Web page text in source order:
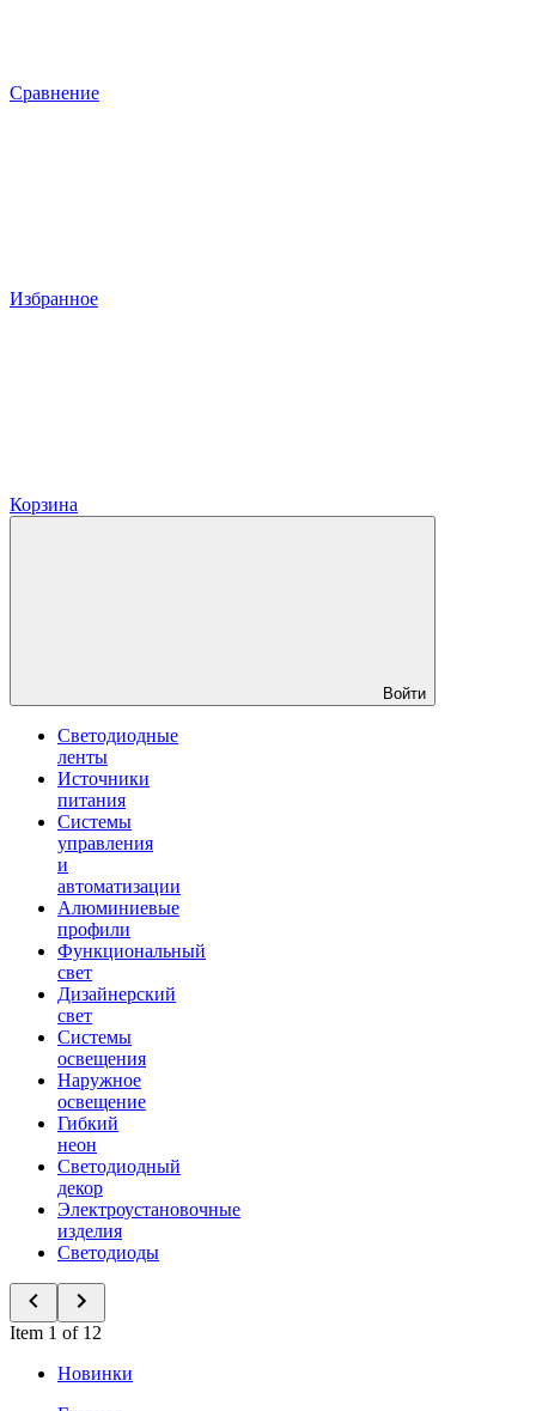
Сравнение
Избранное
Корзина
Войти
Светодиодные
ленты
Источники
питания
Системы
управления
и
автоматизации
Алюминиевые
профили
Функциональный
свет
Дизайнерский
свет
Системы
освещения
Наружное
освещение
Гибкий
неон
Светодиодный
декор
Электроустановочные
изделия
Светодиоды
Item 1 of 12
Новинки